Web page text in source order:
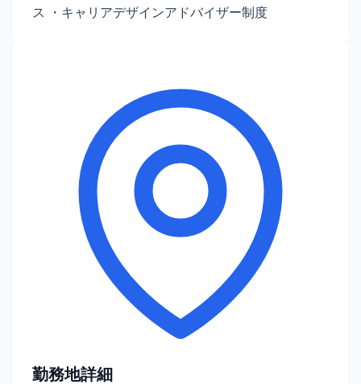
ス ・キャリアデザインアドバイザー制度
勤務地詳細